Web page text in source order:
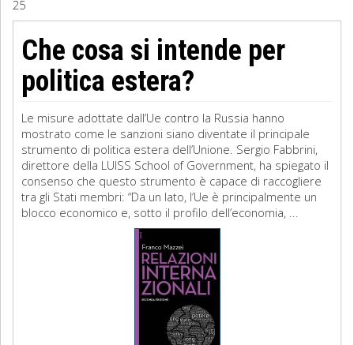
Filosofia
Storia
Matematica
Diritto
25
Che cosa si intende per
politica estera?
Le misure adottate dall’Ue contro la Russia hanno
mostrato come le sanzioni siano diventate il principale
strumento di politica estera dell’Unione. Sergio Fabbrini,
direttore della LUISS School of Government, ha spiegato il
consenso che questo strumento è capace di raccogliere
tra gli Stati membri: “Da un lato, l’Ue è principalmente un
blocco economico e, sotto il profilo dell’economia, ...